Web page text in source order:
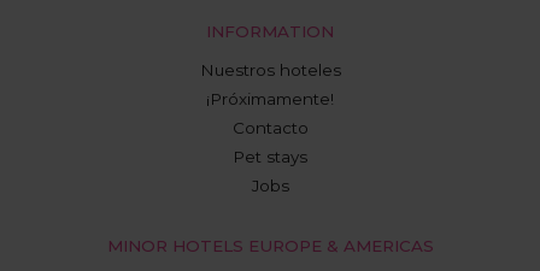
INFORMATION
Nuestros hoteles
¡Próximamente!
Contacto
Pet stays
Jobs
MINOR HOTELS EUROPE & AMERICAS